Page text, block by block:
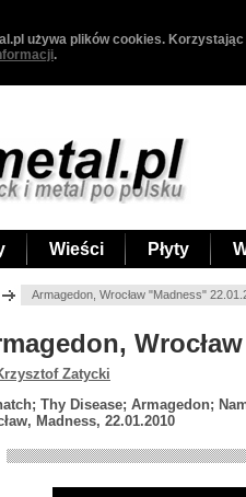
używa plików cookies.
.
Wieści Płyty
Armagedon, Wrocław "Madness"
Zatycki
Thy Disease; Armagedon;
Madness, 22.01.2010